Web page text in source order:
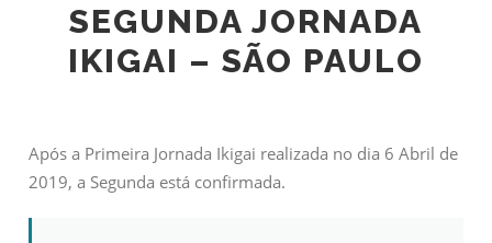
SEGUNDA JORNADA
IKIGAI – SÃO PAULO
Após a Primeira Jornada Ikigai realizada no dia 6 Abril de
2019, a Segunda está confirmada.